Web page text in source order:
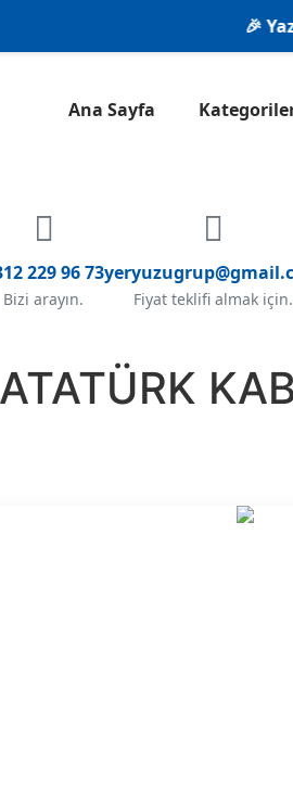
🎉 Yaz
Ana Sayfa
229 96 73
Bizi arayın. Fiyat teklifi almak için.